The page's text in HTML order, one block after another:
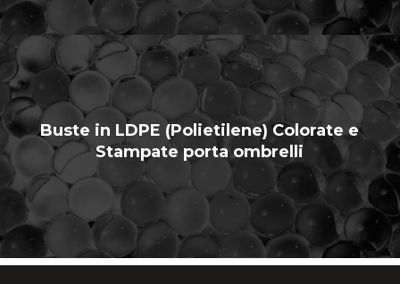
Buste in LDPE (Polietilene) Colorate e
Stampate porta ombrelli